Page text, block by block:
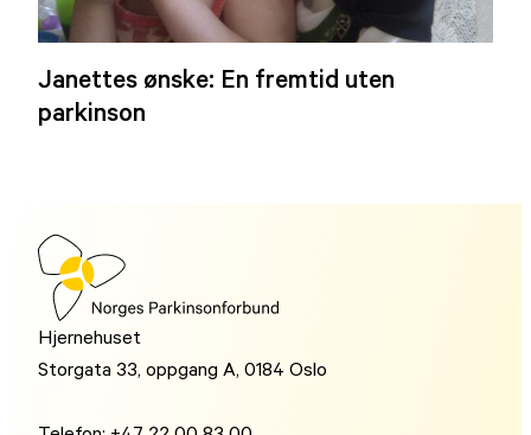
Janettes ønske: En fremtid uten
parkinson
Hjernehuset
Storgata 33, oppgang A, 0184 Oslo